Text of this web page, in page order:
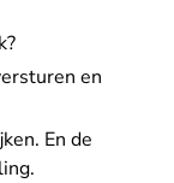
en
En de